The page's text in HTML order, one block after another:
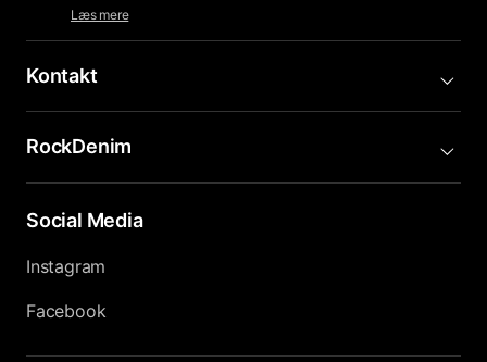
Læs mere
Kontakt
RockDenim
Social Media
Instagram
Facebook